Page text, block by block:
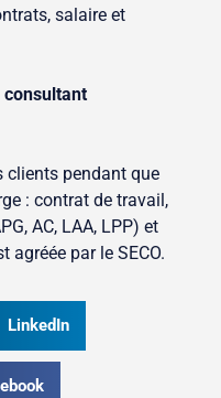
salaire et
consultant
clients pendant que
: contrat de travail,
AC, LAA, LPP) et
par le SECO.
LinkedIn